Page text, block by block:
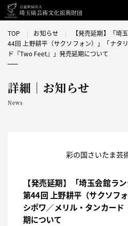
TOP お知らせ
【発売延期】「埼
44回 上野耕平（サクソフォン）」「ナタ
ド『Two Feet』」発売延期について
詳細｜お知らせ
News
彩の国さいたま芸
【発売延期】「埼玉会館ラ
第44回 上野耕平（サクソフ
シポワ／メリル・タンカー
期について